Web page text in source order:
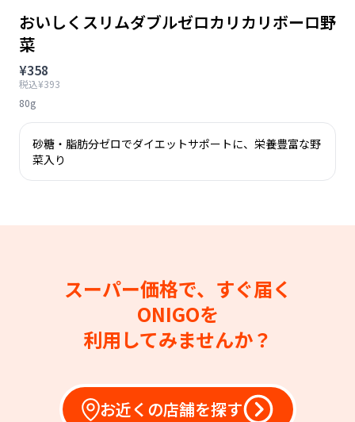
おいしくスリムダブルゼロカリカリボーロ野
菜
¥358
税込¥393
80g
砂糖・脂肪分ゼロでダイエットサポートに、栄養豊富な野
菜入り
スーパー価格で、すぐ届く
ONIGOを
利用してみませんか？
お近くの店舗を探す